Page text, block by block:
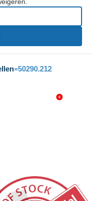
»50290.212